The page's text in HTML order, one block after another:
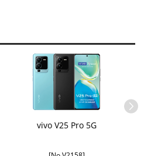
vivo V25 Pro 5G